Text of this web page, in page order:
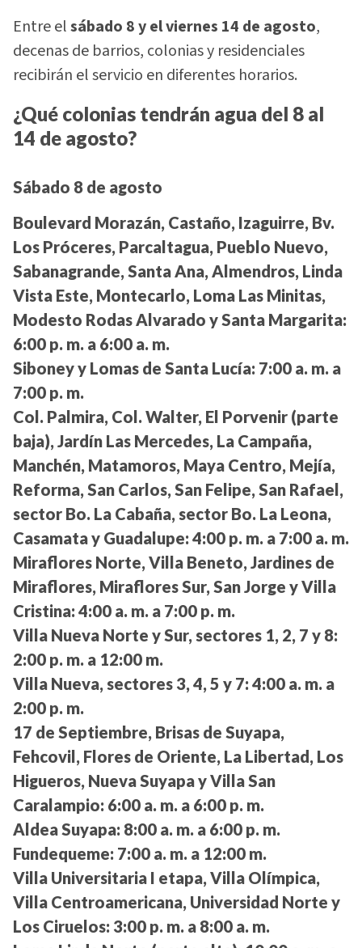
Entre elsábado 8 y el viernes 14 de agosto,
decenas de barrios, colonias y residenciales
recibirán el servicio en diferentes horarios.
¿Qué colonias tendrán agua del 8 al
14 de agosto?
Sábado 8 de agosto
Boulevard Morazán, Castaño, Izaguirre, Bv.
Los Próceres, Parcaltagua, Pueblo Nuevo,
Sabanagrande, Santa Ana, Almendros, Linda
Vista Este, Montecarlo, Loma Las Minitas,
Modesto Rodas Alvarado y Santa Margarita:
6:00 p. m. a 6:00 a. m.
Siboney y Lomas de Santa Lucía: 7:00 a. m. a
7:00 p. m.
Col. Palmira, Col. Walter, El Porvenir (parte
baja), Jardín Las Mercedes, La Campaña,
Manchén, Matamoros, Maya Centro, Mejía,
Reforma, San Carlos, San Felipe, San Rafael,
sector Bo. La Cabaña, sector Bo. La Leona,
Casamata y Guadalupe: 4:00 p. m. a 7:00 a. m.
Miraflores Norte, Villa Beneto, Jardines de
Miraflores, Miraflores Sur, San Jorge y Villa
Cristina: 4:00 a. m. a 7:00 p. m.
Villa Nueva Norte y Sur, sectores 1, 2, 7 y 8:
2:00 p. m. a 12:00 m.
Villa Nueva, sectores 3, 4, 5 y 7: 4:00 a. m. a
2:00 p. m.
17 de Septiembre, Brisas de Suyapa,
Fehcovil, Flores de Oriente, La Libertad, Los
Higueros, Nueva Suyapa y Villa San
Caralampio: 6:00 a. m. a 6:00 p. m.
Aldea Suyapa: 8:00 a. m. a 6:00 p. m.
Fundequeme: 7:00 a. m. a 12:00 m.
Villa Universitaria I etapa, Villa Olímpica,
Villa Centroamericana, Universidad Norte y
Los Ciruelos: 3:00 p. m. a 8:00 a. m.